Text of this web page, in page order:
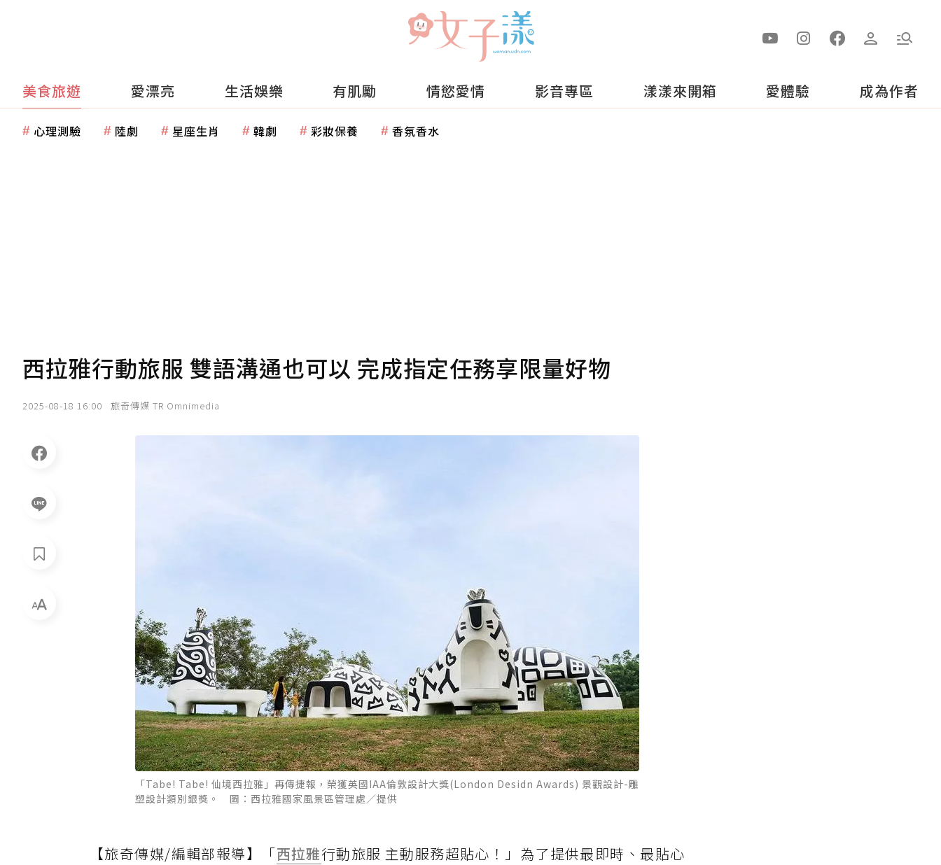
美食旅遊 愛漂亮 生活娛樂 有肌勵 情慾愛情 影音專區 漾漾來開箱 愛體驗 成為作者
心理測驗 陸劇 星座生肖 韓劇 彩妝保養 香氛香水
西拉雅行動旅服 雙語溝通也可以 完成指定任務享限量好物
2025-08-18 16:00 旅奇傳媒 TR Omnimedia
「Tabe! Tabe! 仙境西拉雅」再傳捷報，榮獲英國IAA倫敦設計大獎(London Desidn Awards) 景觀設計-雕
塑設計類別銀獎。 圖：西拉雅國家風景區管理處／提供
【旅奇傳媒/編輯部報導】「西拉雅行動旅服 主動服務超貼心！」為了提供最即時、最貼心